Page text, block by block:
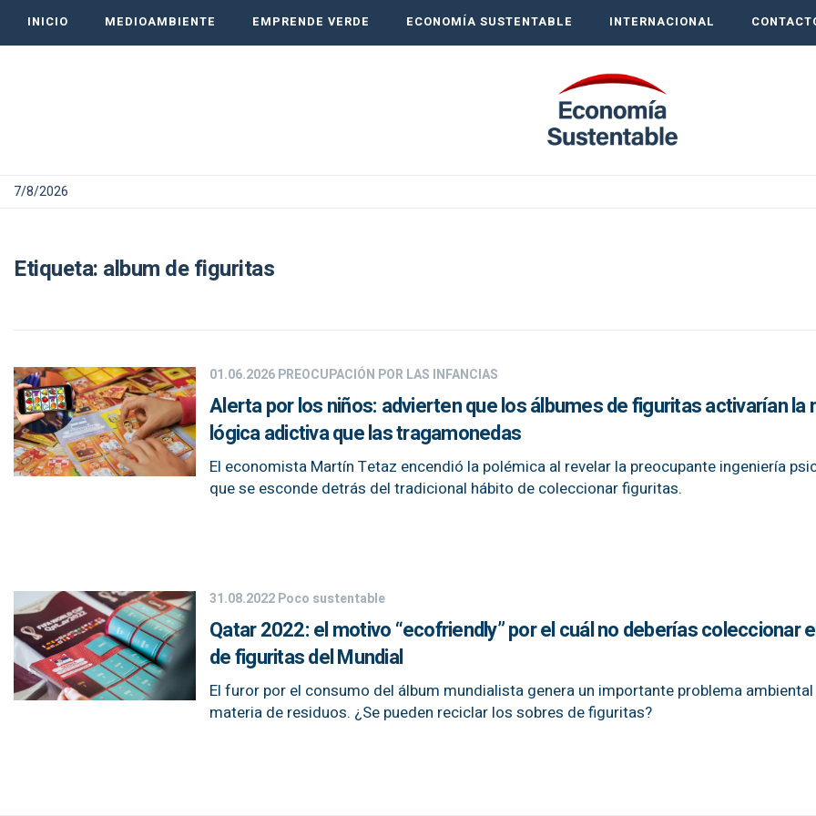
INICIO MEDIOAMBIENTE EMPRENDE VERDE ECONOMÍA SUSTENTABLE INTERNACIONAL
7/8/2026
Etiqueta: album de figuritas
01.06.2026PREOCUPACIÓN POR LAS INFANCIAS
Alerta por los niños: advierten que los álbumes de figuritas activarían la
lógica adictiva que las tragamonedas
El economista Martín Tetaz encendió la polémica al revelar la preocupante ingeniería
que se esconde detrás del tradicional hábito de coleccionar figuritas.
31.08.2022Poco sustentable
Qatar 2022: el motivo “ecofriendly” por el cuál no deberías coleccionar
de figuritas del Mundial
El furor por el consumo del álbum mundialista genera un importante problema ambiental
materia de residuos. ¿Se pueden reciclar los sobres de figuritas?